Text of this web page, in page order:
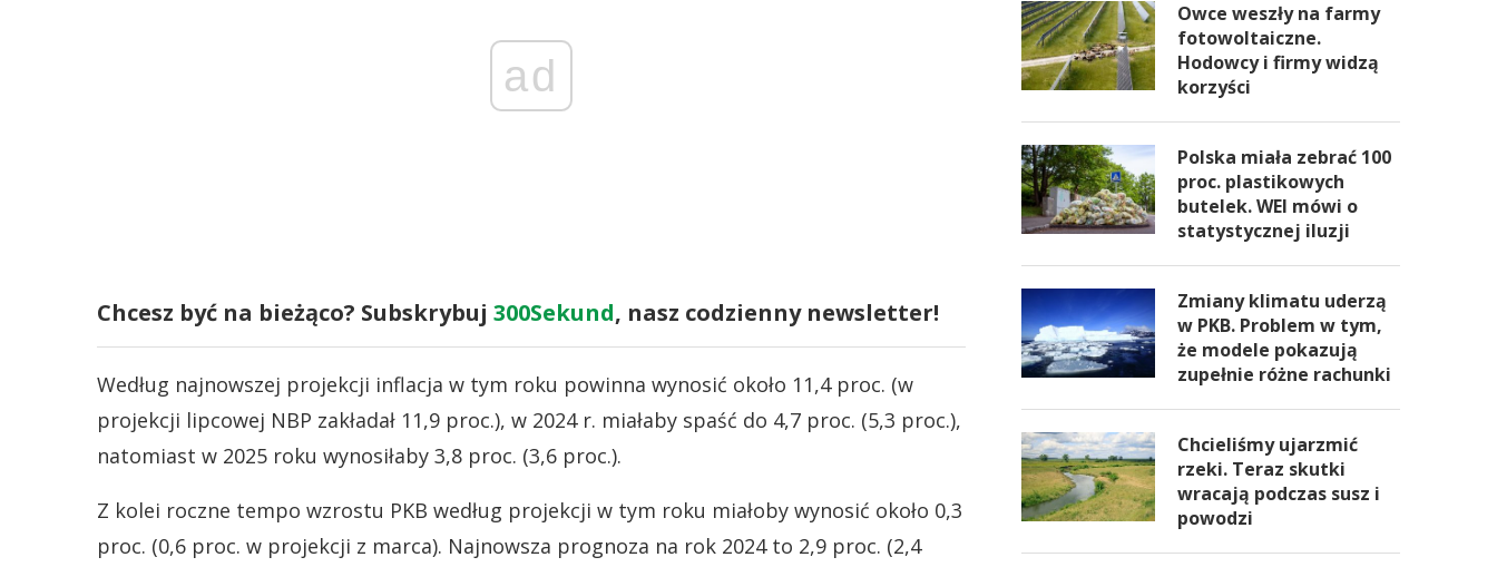
ad
Chcesz być na bieżąco? Subskrybuj 300Sekund, nasz codzienny newsletter!
Według najnowszej projekcji inflacja w tym roku powinna wynosić około 11,4 proc. (w
projekcji lipcowej NBP zakładał 11,9 proc.), w 2024 r. miałaby spaść do 4,7 proc. (5,3 proc.),
natomiast w 2025 roku wynosiłaby 3,8 proc. (3,6 proc.).
Z kolei roczne tempo wzrostu PKB według projekcji w tym roku miałoby wynosić około 0,3
proc. (0,6 proc. w projekcji z marca). Najnowsza prognoza na rok 2024 to 2,9 proc. (2,4
Owce weszły na farmy
fotowoltaiczne.
Hodowcy i firmy widzą
korzyści
Polska miała zebrać 100
proc. plastikowych
butelek. WEI mówi o
statystycznej iluzji
Zmiany klimatu uderzą
w PKB. Problem w tym,
że modele pokazują
zupełnie różne rachunki
Chcieliśmy ujarzmić
rzeki. Teraz skutki
wracają podczas susz i
powodzi